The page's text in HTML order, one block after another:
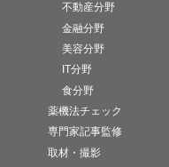
不動産分野
金融分野
美容分野
IT分野
食分野
薬機法チェック
専門家記事監修
取材・撮影